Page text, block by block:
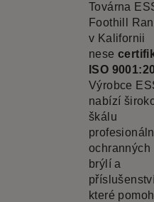
Továrna
Foothill
v Kalifornii
nese
ISO
Výrobce
nabízí
škálu
ochranných
brýlí a
které